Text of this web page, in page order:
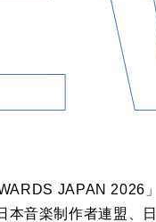
JAPAN 2026
本音楽制作者連盟、